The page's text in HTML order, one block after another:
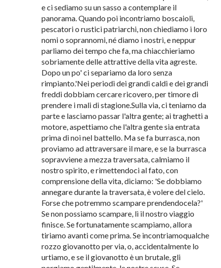
forse dieci "li" al giorno,o forse anche venti, o
anche trenta, quaranta o cinquanta. Ma non
cerchiamo di fare troppo, per timore di sentirci
stanchi. E quando arriviamo a montagne o corsi
d'acqua e siamo incantati dalle sorgenti, dalle
rocce bianche, dal germani e dagli uccelli montani,
cerchiamo una baia in un'isoletta di qualche fiume,
e ci sediamo su un sasso a contemplare il
panorama. Quando poi incontriamo boscaioli,
pescatori o rustici patriarchi, non chiediamo i loro
nomi o soprannomi, né diamo i nostri, e neppur
parliamo dei tempo che fa, ma chiacchieriamo
sobriamente delle attrattive della vita agreste.
Dopo un po' ci separiamo da loro senza
rimpianto.'Nei periodi dei grandi caldi e dei grandi
freddi dobbiam cercare ricovero, per timore di
prendere i mali di stagione.Sulla via, ci teniamo da
parte e lasciamo passar l'altra gente; ai traghetti a
motore, aspettiamo che l'altra gente sia entrata
prima di noi nel battello. Ma se fa burrasca, non
proviamo ad attraversare il mare, e se la burrasca
sopravviene a mezza traversata, calmiamo il
nostro spirito, e rimettendoci al fato, con
comprensione della vita, diciamo: 'Se dobbiamo
annegare durante la traversata, è volere del cielo.